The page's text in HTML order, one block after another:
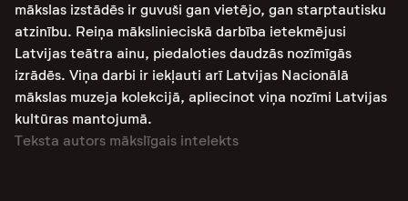
mākslas izstādēs ir guvuši gan vietējo, gan starptautisku
atzinību. Reiņa mākslinieciskā darbība ietekmējusi
Latvijas teātra ainu, piedaloties daudzās nozīmīgās
izrādēs. Viņa darbi ir iekļauti arī Latvijas Nacionālā
mākslas muzeja kolekcijā, apliecinot viņa nozīmi Latvijas
kultūras mantojumā.
Teksta autors mākslīgais intelekts